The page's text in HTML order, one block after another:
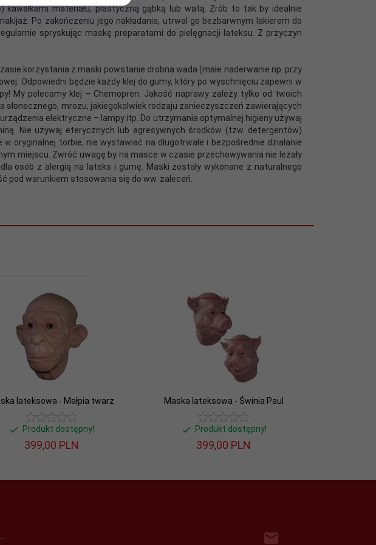
materiału, plastyczną gąbką lub watą. Zrób to tak by idealnie
Po zakończeniu jego nakładania, utrwal go bezbarwnym lakierem do
spryskując maskę preparatami do pielęgnacji lateksu. Z przyczyn
korzystania z maski powstanie drobna wada (małe naderwanie np. przy
Odpowiedni będzie każdy klej do gumy, który po wyschnięciu zapewni w
My polecamy klej – Chemopren. Jakość naprawy zależy tylko od twoich
mrozu, jakiegokolwiek rodzaju zanieczyszczeń zawierających
elektryczne – lampy itp. Do utrzymania optymalnej higieny używaj
Nie używaj eterycznych lub agresywnych środków (tzw. detergentów)
torbie, nie wystawiać na długotrwałe i bezpośrednie działanie
miejscu. Zwróć uwagę by na masce w czasie przechowywania nie leżały
osób z alergią na lateks i gumę. Maski zostały wykonane z naturalnego
pod warunkiem stosowania się do ww. zaleceń.
lateksowa - Małpia twarz
Produkt dostępny!
399,00 PLN
Maska lateksowa - Świnia Paul
Produkt dostępny!
399,00 PLN